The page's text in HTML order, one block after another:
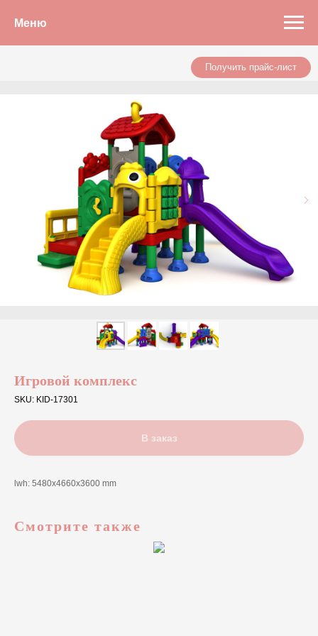
Меню
Получить прайс-лист
Игровой комплекс
SKU: KID-17301
В заказ
lwh: 5480x4660x3600 mm
Смотрите также